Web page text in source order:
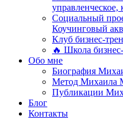
управленческое,
Социальный
Коучинговый
Клуб бизнес-
🔥 Школа
Обо мне
Биография
Метод Михаила
Публикации
Блог
Контакты